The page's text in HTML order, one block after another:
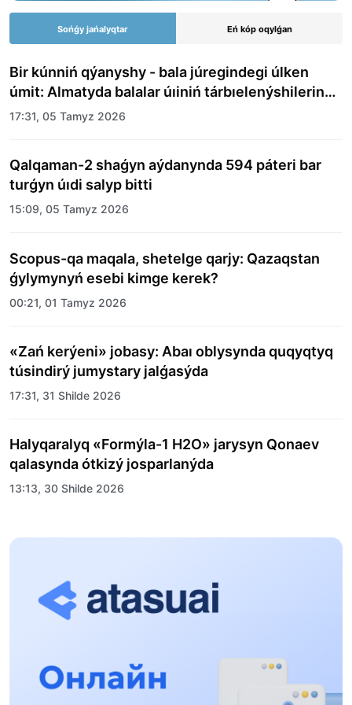
Sońǵy jańalyqtar Eń kóp oqylǵan
Bir kúnniń qýanyshy - bala júregindegi úlken
úmit: Almatyda balalar úıiniń tárbıelenýshilerine
merekelik kún uıymdastyryldy
17:31, 05 Tamyz 2026
Qalqaman-2 shaǵyn aýdanynda 594 páteri bar
turǵyn úıdi salyp bitti
15:09, 05 Tamyz 2026
Scopus-qa maqala, shetelge qarjy: Qazaqstan
ǵylymynyń esebi kimge kerek?
00:21, 01 Tamyz 2026
«Zań kerýeni» jobasy: Abaı oblysynda quqyqtyq
túsindirý jumystary jalǵasýda
17:31, 31 Shilde 2026
Halyqaralyq «Formýla-1 H2O» jarysyn Qonaev
qalasynda ótkizý josparlanýda
13:13, 30 Shilde 2026
Asqat Asylbekov: Kúshti bılikke kúshti tulǵalar
12:01, 28 Shilde 2026
16:15, 27 Shilde 2026